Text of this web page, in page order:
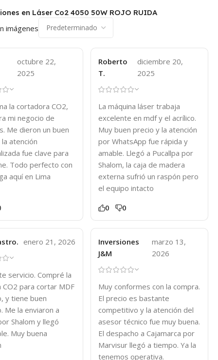
en Láser Co2 4050 50W ROJO RUIDA
imágenes
octubre 22,
2025
la cortadora CO2,
mi negocio de
Me dieron un buen
atención
fue clave para
Todo perfecto con
aquí en Lima
Roberto
T.
diciembre 20,
2025
La máquina láser trabaja
excelente en mdf y el acrílico.
Muy buen precio y la atención
por WhatsApp fue rápida y
amable. Llegó a Pucallpa por
Shalom, la caja de madera
externa sufrió un raspón pero
el equipo intacto
0 0
enero 21, 2026
servicio. Compré la
CO2 para cortar MDF
y tiene buen
Me la enviaron a
Shalom y llegó
Muy buena
Inversiones
J&M
marzo 13,
2026
Muy conformes con la compra.
El precio es bastante
competitivo y la atención del
asesor técnico fue muy buena.
El despacho a Cajamarca por
Marvisur llegó a tiempo. Ya la
tenemos operativa.